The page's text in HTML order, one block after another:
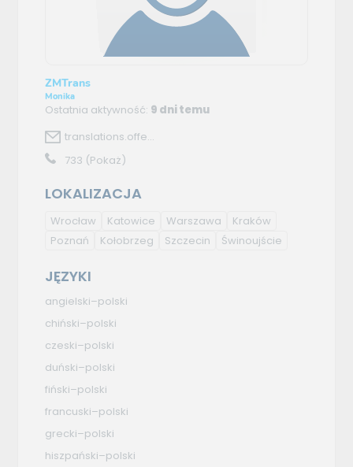
ZMTrans
Monika
Ostatnia aktywność: 9 dni temu
translations.offe...
733 (Pokaż)
LOKALIZACJA
Wrocław Katowice Warszawa
Kraków
Poznań
Kołobrzeg Szczecin Świnoujście
JĘZYKI
angielski–polski
chiński–polski
czeski–polski
duński–polski
fiński–polski
francuski–polski
grecki–polski
hiszpański–polski